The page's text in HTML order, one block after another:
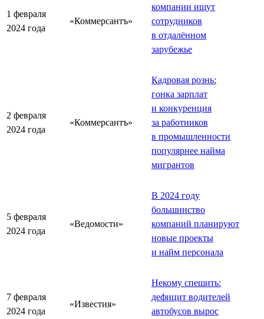
1 февраля
2024 года
«Коммерсантъ»
компании ищут
сотрудников
в отдалённом
зарубежье
2 февраля
2024 года
«Коммерсантъ»
Кадровая рознь:
гонка зарплат
и конкуренция
за работников
в промышленности
популярнее найма
мигрантов
5 февраля
2024 года
«Ведомости»
В 2024 году
большинство
компаний планируют
новые проекты
и найм персонала
7 февраля
2024 года
«Известия»
Некому спешить:
дефицит водителей
автобусов вырос